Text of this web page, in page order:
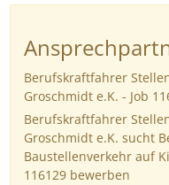
Berufskraftfahrer
Groschmidt e.K. - Job
Berufskraftfahrer
Groschmidt e.K. sucht
Baustellenverkehr auf
116129 bewerben